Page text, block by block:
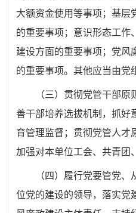
大额资金使用等事项；基层
的重要事项；意识形态工作
建设方面的重要事项；党风
的重要事项。其他应当由党
（三）贯彻党管干部
善干部培养选拔机制，抓好
育管理监督；贯彻党管人才
加强对本单位工会、共青团
（四）履行党要管党
位党的建设的领导，落实党